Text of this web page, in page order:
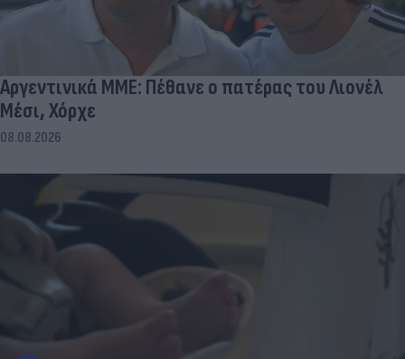
Αργεντινικά ΜΜΕ: Πέθανε ο πατέρας του Λιονέλ
Μέσι, Χόρχε
08.08.2026